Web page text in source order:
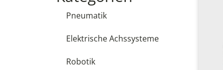
Pneumatik
Elektrische Achssysteme
Robotik